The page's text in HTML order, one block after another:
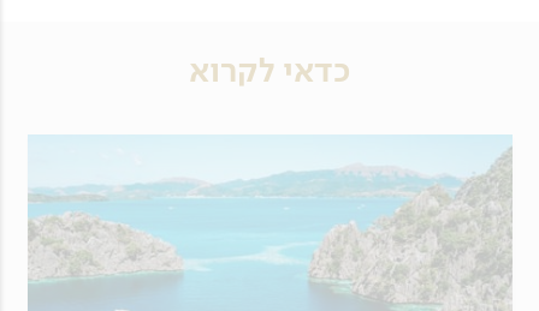
כדאי לקרוא